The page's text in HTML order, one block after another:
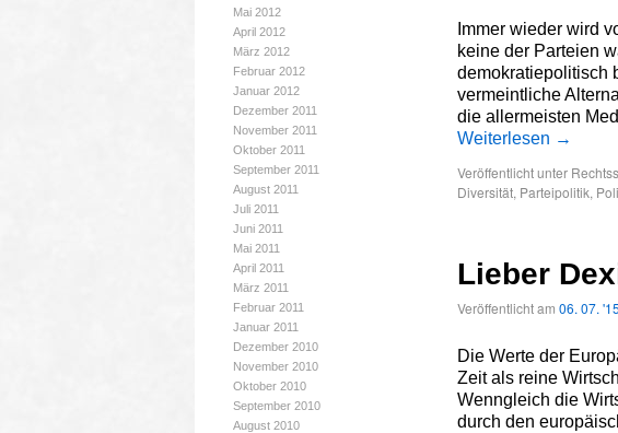
Mai 2012
April 2012
März 2012
Februar 2012
Januar 2012
Dezember 2011
November 2011
Oktober 2011
September 2011
August 2011
Juli 2011
Juni 2011
Mai 2011
April 2011
März 2011
Februar 2011
Januar 2011
Dezember 2010
November 2010
Oktober 2010
September 2010
August 2010
Immer wieder wird
keine der Parteien
demokratiepolitisch
vermeintliche
die allermeisten
Weiterlesen →
Veröffentlicht unter
Diversität, Parteipolitik,
Lieber
Veröffentlicht am 06. 07. '15
Die Werte der
Zeit als reine
Wenngleich die
durch den